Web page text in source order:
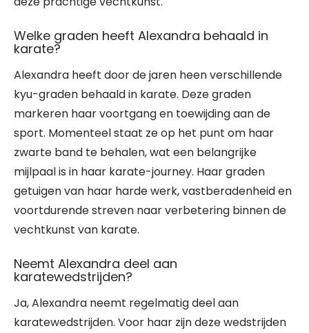
Welke graden heeft Alexandra behaald in
karate?
Alexandra heeft door de jaren heen verschillende
kyu-graden behaald in karate. Deze graden
markeren haar voortgang en toewijding aan de
sport. Momenteel staat ze op het punt om haar
zwarte band te behalen, wat een belangrijke
mijlpaal is in haar karate-journey. Haar graden
getuigen van haar harde werk, vastberadenheid en
voortdurende streven naar verbetering binnen de
vechtkunst van karate.
Neemt Alexandra deel aan
karatewedstrijden?
Ja, Alexandra neemt regelmatig deel aan
karatewedstrijden. Voor haar zijn deze wedstrijden